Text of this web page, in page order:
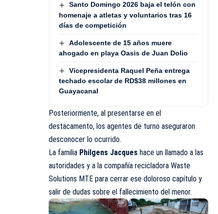
Santo Domingo 2026 baja el telón con
homenaje a atletas y voluntarios tras 16
días de competición
Adolescente de 15 años muere
ahogado en playa Oasis de Juan Dolio
Vicepresidenta Raquel Peña entrega
techado escolar de RD$38 millones en
Guayacanal
Posteriormente, al presentarse en el
destacamento, los agentes de turno aseguraron
desconocer lo ocurrido.
La familia Philgens Jacques hace un llamado a las
autoridades y a la compañía recicladora Waste
Solutions MTE para cerrar ese doloroso capítulo y
salir de dudas sobre el fallecimiento del menor.